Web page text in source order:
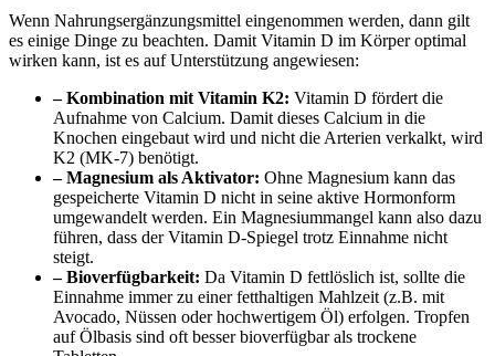
Wenn Nahrungsergänzungsmittel eingenommen werden, dann gilt
es einige Dinge zu beachten. Damit Vitamin D im Körper optimal
wirken kann, ist es auf Unterstützung angewiesen:
– Kombination mit Vitamin K2: Vitamin D fördert die
Aufnahme von Calcium. Damit dieses Calcium in die
Knochen eingebaut wird und nicht die Arterien verkalkt, wird
K2 (MK-7) benötigt.
– Magnesium als Aktivator: Ohne Magnesium kann das
gespeicherte Vitamin D nicht in seine aktive Hormonform
umgewandelt werden. Ein Magnesiummangel kann also dazu
führen, dass der Vitamin D-Spiegel trotz Einnahme nicht
steigt.
– Bioverfügbarkeit: Da Vitamin D fettlöslich ist, sollte die
Einnahme immer zu einer fetthaltigen Mahlzeit (z.B. mit
Avocado, Nüssen oder hochwertigem Öl) erfolgen. Tropfen
auf Ölbasis sind oft besser bioverfügbar als trockene